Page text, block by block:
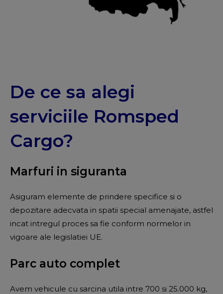
De ce sa alegi
serviciile Romsped
Cargo?
Marfuri in siguranta
Asiguram elemente de prindere specifice si o
depozitare adecvata in spatii special amenajate, astfel
incat intregul proces sa fie conform normelor in
vigoare ale legislatiei UE.
Parc auto complet
Avem vehicule cu sarcina utila intre 700 si 25.000 kg,